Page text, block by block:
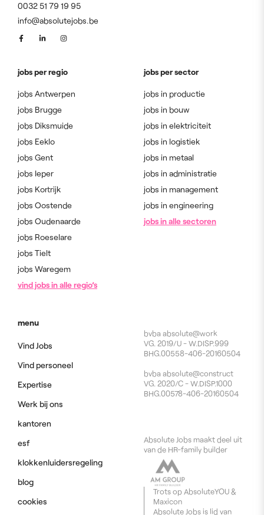
0032 51 79 19 95
info@absolutejobs.be
menu
Vind Jobs
Vind personeel
Expertise
Werk bij ons
kantoren
esf
klokkenluidersregeling
blog
cookies
jobs per regio
jobs Antwerpen
jobs Brugge
jobs Diksmuide
jobs Eeklo
jobs Gent
jobs Ieper
jobs Kortrijk
jobs Oostende
jobs Oudenaarde
jobs Roeselare
jobs Tielt
jobs Waregem
vind jobs in alle regio’s
jobs per sector
jobs in productie
jobs in bouw
jobs in elektriciteit
jobs in logistiek
jobs in metaal
jobs in administratie
jobs in management
jobs in engineering
jobs in alle sectoren
Absolute Jobs maakt deel uit
van de HR-family builder
Trots op AbsoluteYOU&
Maxicon
Absolute Jobs is lid van
bvba absolute@work
VG. 2019/U - W.DISP.999
BHG.00558-406-20160504
bvba absolute@construct
VG. 2020/C - W.DISP.1000
BHG.00578-406-20160504